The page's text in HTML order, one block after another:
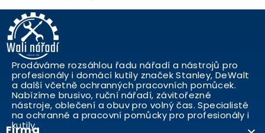
Prodáváme rozsáhlou řadu nářadí a nástrojů pro
profesionály i domácí kutily značek Stanley, DeWalt
a další včetně ochranných pracovních pomůcek.
Nabízíme brusivo, ruční nářadí, závitořezné
nástroje, oblečení a obuv pro volný čas. Specialisté
na ochranné a pracovní pomůcky pro profesionály i
kutily..
Firma